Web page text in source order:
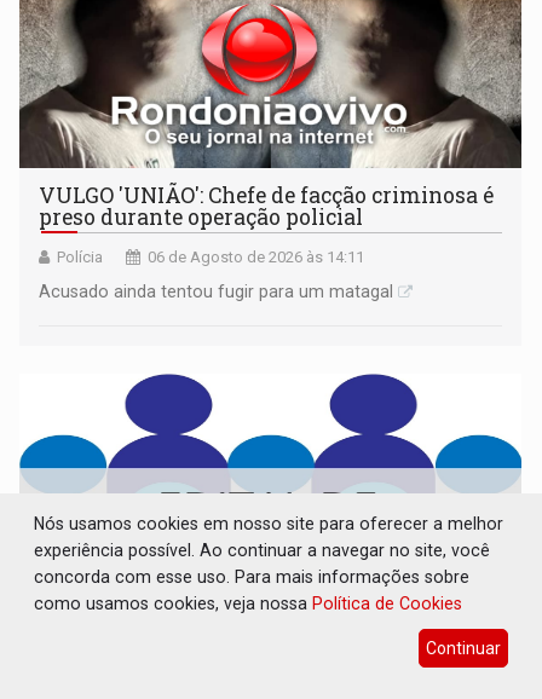
VULGO 'UNIÃO': Chefe de facção criminosa é
preso durante operação policial
Polícia 06 de Agosto de 2026 às 14:11
Acusado ainda tentou fugir para um matagal
CONVOCAÇÃO DAS ELEIÇÕES: SEATER/RO
Nós usamos cookies em nosso site para oferecer a melhor
experiência possível. Ao continuar a navegar no site, você
concorda com esse uso. Para mais informações sobre
como usamos cookies, veja nossa Política de Cookies
Continuar